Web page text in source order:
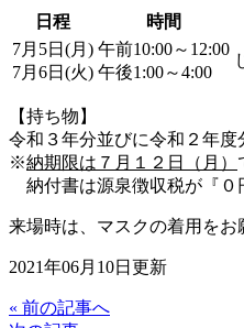
日程 時間
7月5日(月)
7月6日(火)
午前10:00～12:00
午後1:00～4:00
【持ち物】
令和３年分並びに令和２年
※納期限は７月１２日（月）
納付書は源泉徴収税が『０
来場時は、マスクの着用をお
2021年06月10日更新
« 前の記事へ